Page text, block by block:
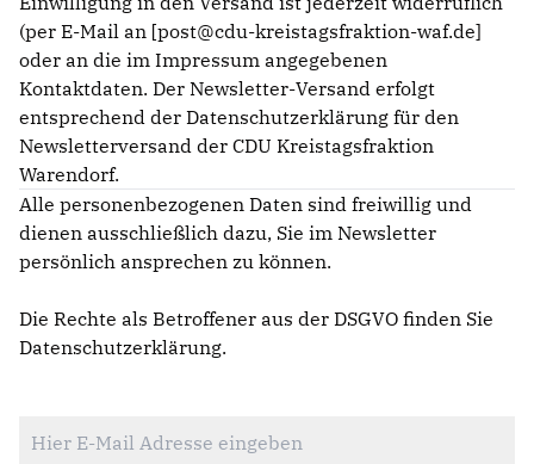
CDU Kreisverband Warendorf-Beckum
CDU Regionalrat Münster
LWL-Fraktion der CDU
Kommunalpolitische Vereinigung KPV NRW
(per E-Mail an [post@cdu-kreistagsfraktion-waf.de]
oder an die im Impressum angegebenen
Kontaktdaten. Der Newsletter-Versand erfolgt
entsprechend der Datenschutzerklärung für den
Newsletterversand der CDU Kreistagsfraktion
Warendorf.
Alle personenbezogenen Daten sind freiwillig und
dienen ausschließlich dazu, Sie im Newsletter
persönlich ansprechen zu können.
Die Rechte als Betroffener aus der DSGVO finden Sie
Datenschutzerklärung.